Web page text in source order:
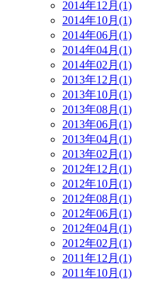
2014年12月(1)
2014年10月(1)
2014年06月(1)
2014年04月(1)
2014年02月(1)
2013年12月(1)
2013年10月(1)
2013年08月(1)
2013年06月(1)
2013年04月(1)
2013年02月(1)
2012年12月(1)
2012年10月(1)
2012年08月(1)
2012年06月(1)
2012年04月(1)
2012年02月(1)
2011年12月(1)
2011年10月(1)